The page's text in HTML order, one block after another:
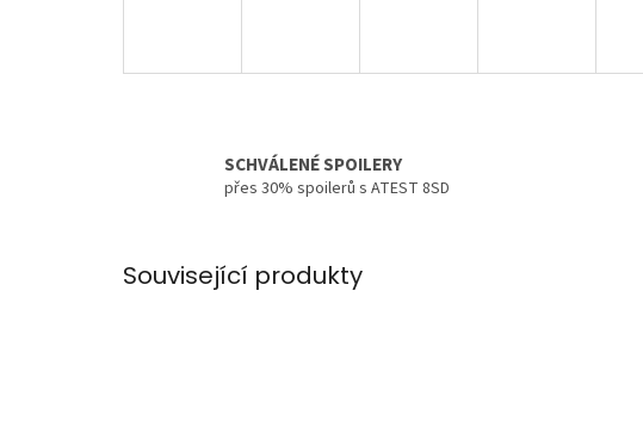
SCHVÁLENÉ SPOILERY
přes 30% spoilerů s ATEST 8SD
Související produkty